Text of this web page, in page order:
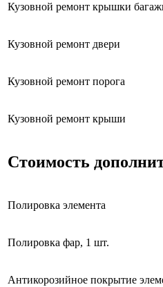
Кузовной ремонт крышки
Кузовной ремонт двери
Кузовной ремонт порога
Кузовной ремонт крыши
Стоимость
Полировка элемента
Полировка фар, 1 шт.
Антикорозийное покрытие